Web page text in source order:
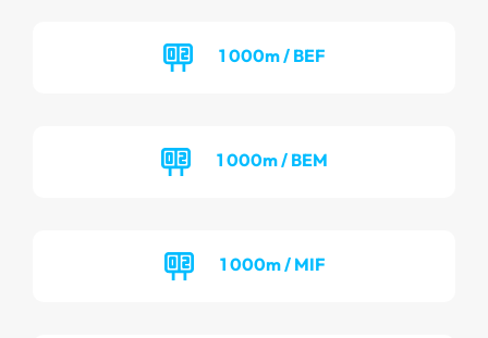
1 000m / BEF
1 000m / BEM
1 000m / MIF